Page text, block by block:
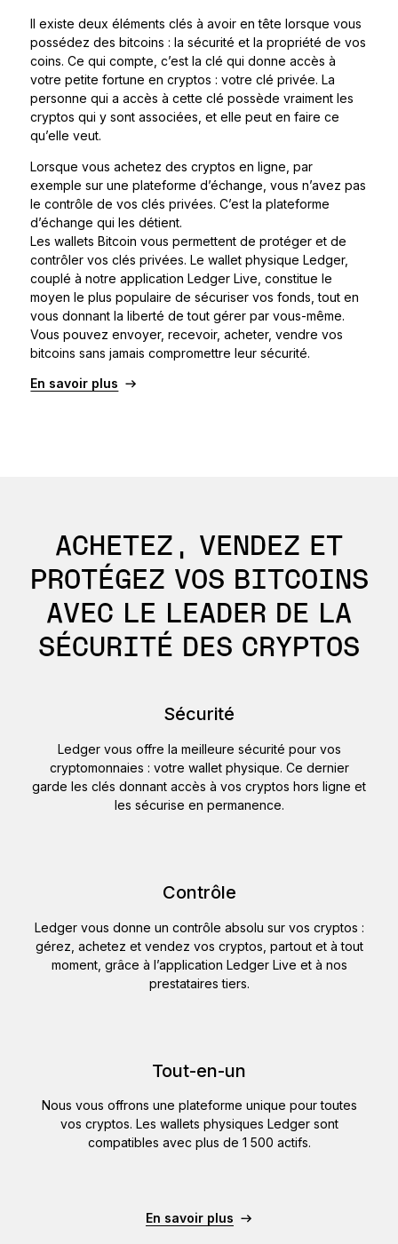
Il existe deux éléments clés à avoir en tête lorsque vous
possédez des bitcoins : la sécurité et la propriété de vos
coins. Ce qui compte, c’est la clé qui donne accès à
votre petite fortune en cryptos : votre clé privée. La
personne qui a accès à cette clé possède vraiment les
cryptos qui y sont associées, et elle peut en faire ce
qu’elle veut.
Lorsque vous achetez des cryptos en ligne, par
exemple sur une plateforme d’échange, vous n’avez pas
le contrôle de vos clés privées. C’est la plateforme
d’échange qui les détient.
Les wallets Bitcoin vous permettent de protéger et de
contrôler vos clés privées. Le wallet physique Ledger,
couplé à notre application Ledger Live, constitue le
moyen le plus populaire de sécuriser vos fonds, tout en
vous donnant la liberté de tout gérer par vous-même.
Vous pouvez envoyer, recevoir, acheter, vendre vos
bitcoins sans jamais compromettre leur sécurité.
En savoir plus
ACHETEZ, VENDEZ ET
PROTÉGEZ VOS BITCOINS
AVEC LE LEADER DE LA
SÉCURITÉ DES CRYPTOS
Sécurité
Ledger vous offre la meilleure sécurité pour vos
cryptomonnaies : votre wallet physique. Ce dernier
garde les clés donnant accès à vos cryptos hors ligne et
les sécurise en permanence.
Contrôle
Ledger vous donne un contrôle absolu sur vos cryptos :
gérez, achetez et vendez vos cryptos, partout et à tout
moment, grâce à l’application Ledger Live et à nos
prestataires tiers.
Tout-en-un
Nous vous offrons une plateforme unique pour toutes
vos cryptos. Les wallets physiques Ledger sont
compatibles avec plus de 1 500 actifs.
En savoir plus